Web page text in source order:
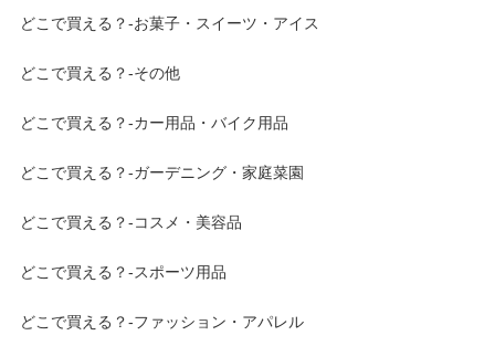
どこで買える？-お菓子・スイーツ・アイス
どこで買える？-その他
どこで買える？-カー用品・バイク用品
どこで買える？-ガーデニング・家庭菜園
どこで買える？-コスメ・美容品
どこで買える？-スポーツ用品
どこで買える？-ファッション・アパレル